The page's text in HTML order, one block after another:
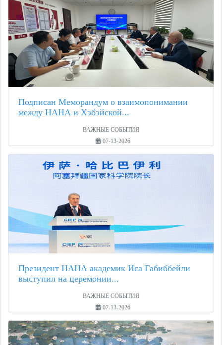
Подписан Меморандум о взаимопонимании
между НАНА и Хэбэйской...
ВАЖНЫЕ СОБЫТИЯ
07-13-2026
Президент НАНА академик Иса Габиббейли
выступил на церемонии...
ВАЖНЫЕ СОБЫТИЯ
07-13-2026